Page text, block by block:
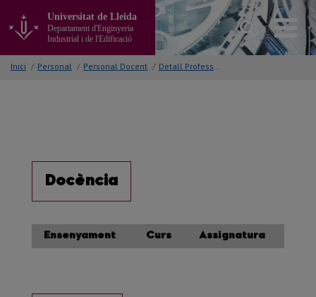
contingut
Universitat de Lleida
Departament d'Enginyeria
Industrial i de l'Edificació
Inici / Personal / Personal Docent / Detall Professor/a